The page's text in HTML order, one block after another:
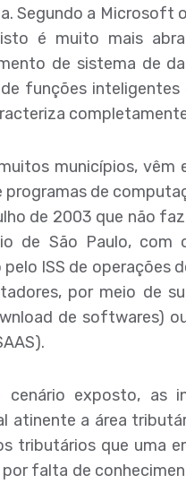
Segundo a Microsoft
é muito mais
de sistema de
funções inteligentes
municípios, vêm
programas de
de 2003 que não
de São Paulo,
ISS de operações
por meio de
de softwares)
cenário exposto, as
atinente a área
tributários que uma
por falta de